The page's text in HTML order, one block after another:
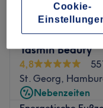
Massage Pai in
Komm vorbei und
belebend.
Nächste öffentliche
Die Bus Station
Yasmin Beauty
4,8
St. Georg,
Nebenzeiten
Cookie-